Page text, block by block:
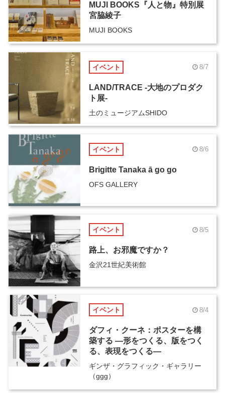
MUJI BOOKS『人と物』特別展
宮脇綾子
MUJI BOOKS
イベント 8/7
LAND/TRACE -大地のプロダク
ト展-
土のミュージアムSHIDO
イベント 8/6
Brigitte Tanaka ā go go
OFS GALLERY
イベント 8/5
路上、お邪魔ですか？
金沢21世紀美術館
イベント 8/4
ダフィ・クーネ：ポスターを構
築する ―形をつくる、版をつく
る、表現をつくる―
ギンザ・グラフィック・ギャラリー
（ggg）